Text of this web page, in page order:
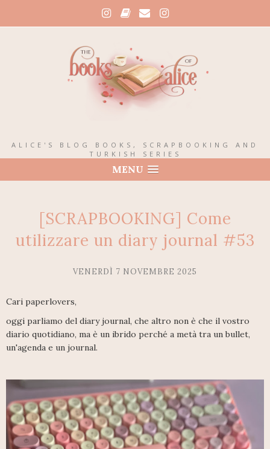
ALICE'S BLOG BOOKS, SCRAPBOOKING AND
TURKISH SERIES
MENU
[SCRAPBOOKING] Come
utilizzare un diary journal #53
VENERDÌ 7 NOVEMBRE 2025
Cari paperlovers,
oggi parliamo del diary journal, che altro non è che il vostro
diario quotidiano, ma è un ibrido perché a metà tra un bullet,
un'agenda e un journal.